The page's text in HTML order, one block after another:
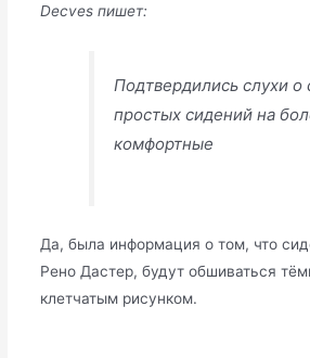
Decves пишет:
Подтвердились слухи о
простых сидений на
комфортные
Да, была информация о том, что
Рено Дастер, будут обшиваться
клетчатым рисунком.